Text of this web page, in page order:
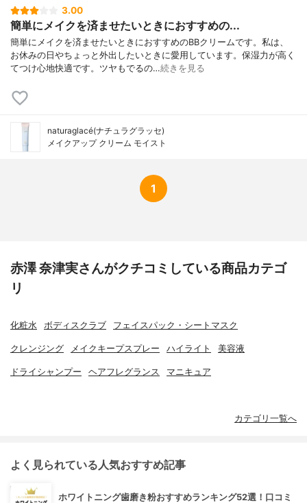
3.00
簡単にメイクを済ませたいときにおすすめの...
簡単にメイクを済ませたいときにおすすめのBBクリームです。私は、
お休みの日やちょっと外出したいときに愛用しています。保湿力が高く
てつけ心地快適です。ツヤもでるの…続きを見る
naturaglacé(ナチュラグラッセ)
メイクアップ クリーム モイスト
1
赤澤 奈津実さんがクチコミしている商品カテゴ
リ
化粧水 ボディスクラブ フェイスパック・シートマスク
クレンジング メイクキープスプレー ハイライト 美容液
ドライシャンプー ヘアフレグランス マニキュア
カテゴリ一覧へ
よく見られている人気おすすめ記事
ホワイトニング歯磨き粉おすすめランキング52選！口コミ